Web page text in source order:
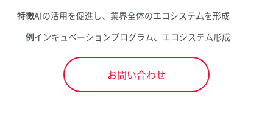
特徴AIの活用を促進し、業界全体のエコシステムを形成
例インキュベーションプログラム、エコシステム形成
お問い合わせ